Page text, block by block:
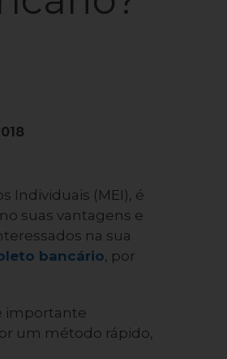
Individuais (MEI), é
suas vantagens e
na sua
bancário, por
importante
um método rápido,